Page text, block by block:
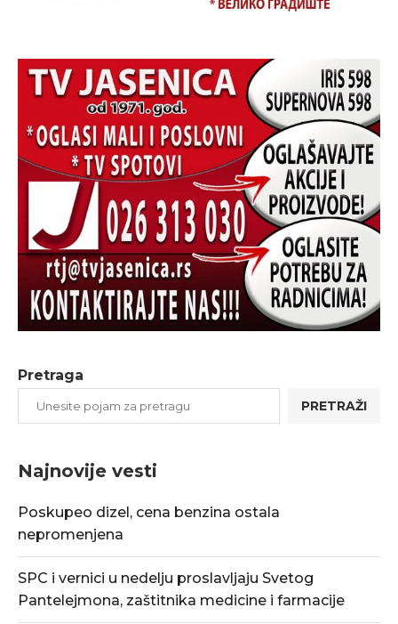
Pretraga
PRETRAŽI
Najnovije vesti
Poskupeo dizel, cena benzina ostala
nepromenjena
SPC i vernici u nedelju proslavljaju Svetog
Pantelejmona, zaštitnika medicine i farmacije